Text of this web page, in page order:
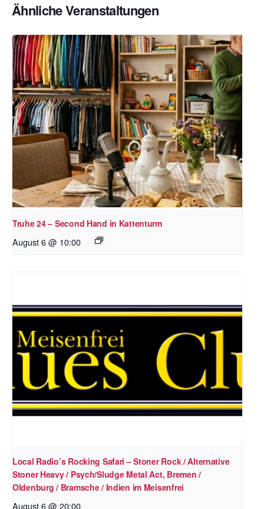
Ähnliche Veranstaltungen
Truhe 24 – Second Hand in Kattenturm
August 6 @ 10:00
Local Radio’s Rocking Safari – Stoner Rock / Alternative
Stoner Heavy / Psych/Sludge Metal Act, Bremen /
Oldenburg / Bramsche / Indien im Meisenfrei
August 6 @ 20:00